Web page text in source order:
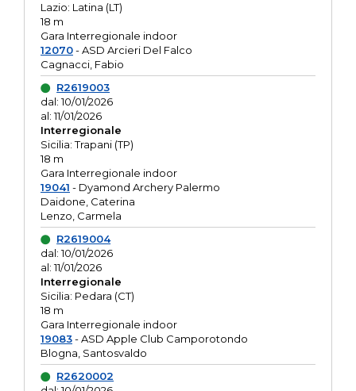
Lazio: Latina (LT)
18 m
Gara Interregionale indoor
12070- ASD Arcieri Del Falco
Cagnacci, Fabio
R2619003
dal: 10/01/2026
al: 11/01/2026
Interregionale
Sicilia: Trapani (TP)
18 m
Gara Interregionale indoor
19041 - Dyamond Archery Palermo
Daidone, Caterina
Lenzo, Carmela
R2619004
dal: 10/01/2026
al: 11/01/2026
Interregionale
Sicilia: Pedara (CT)
18 m
Gara Interregionale indoor
19083- ASD Apple Club Camporotondo
Blogna, Santosvaldo
R2620002